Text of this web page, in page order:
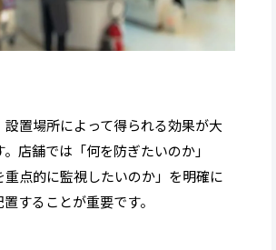
設置場所によって得られる効果が大
店舗では「何を防ぎたいのか」
重点的に監視したいのか」を明確に
することが重要です。